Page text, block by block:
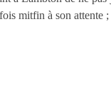
mitfin à son